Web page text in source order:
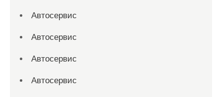
Автосервис
Автосервис
Автосервис
Автосервис